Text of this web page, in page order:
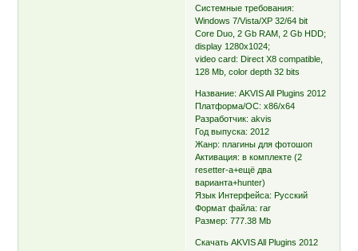
Системные требования:
Windows 7/Vista/XP 32/64 bit
Core Duo, 2 Gb RAM, 2 Gb HDD;
display 1280х1024;
video card: Direct X8 compatible,
128 Mb, color depth 32 bits
Название: AKVIS All Plugins 2012
Платформа/ОС: x86/x64
Разработчик: akvis
Год выпуска: 2012
Жанр: плагины для фотошоп
Активация: в комплекте (2
resetter-а+ещё два
варианта+hunter)
Язык Интерфейса: Русский
Формат файла: rar
Размер: 777.38 Mb
Скачать AKVIS All Plugins 2012